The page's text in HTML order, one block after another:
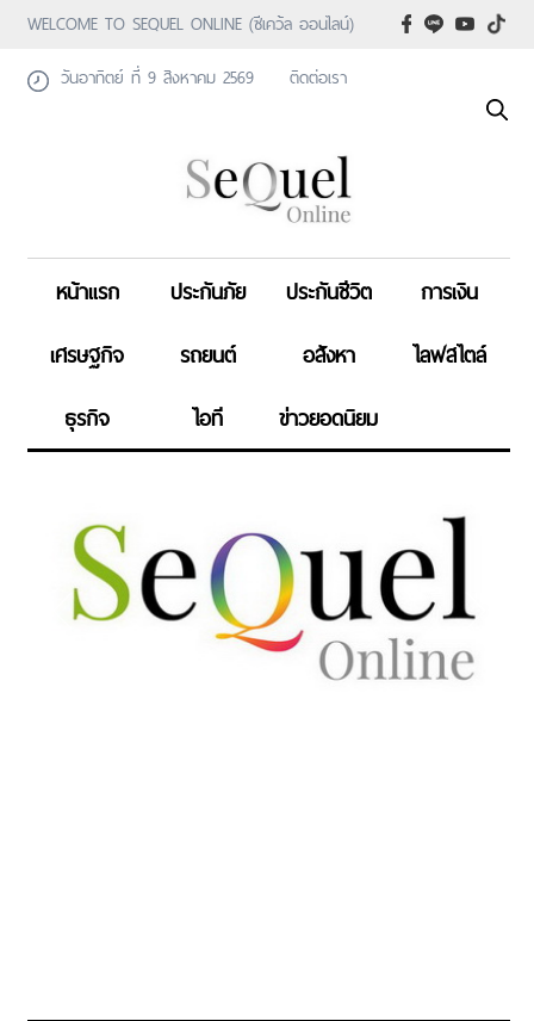
WELCOME TO SEQUEL ONLINE (ซีเคว้ล ออนไลน์)
วันอาทิตย์ ที่ 9 สิงหาคม 2569
ติดต่อเรา
หน้าแรก ประกันภัย ประกันชีวิต
การเงิน
เศรษฐกิจ
รถยนต์ อสังหา
ไลฟสไตล์
ธุรกิจ
ไอที ข่าวยอดนิยม